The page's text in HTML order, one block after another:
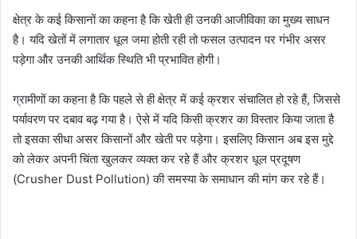
क्षेत्र के कई किसानों का कहना है कि खेती ही उनकी आजीविका का मुख्य साधन
है। यदि खेतों में लगातार धूल जमा होती रही तो फसल उत्पादन पर गंभीर असर
पड़ेगा और उनकी आर्थिक स्थिति भी प्रभावित होगी।
ग्रामीणों का कहना है कि पहले से ही क्षेत्र में कई क्रशर संचालित हो रहे हैं, जिससे
पर्यावरण पर दबाव बढ़ गया है। ऐसे में यदि किसी क्रशर का विस्तार किया जाता है
तो इसका सीधा असर किसानों और खेती पर पड़ेगा। इसलिए किसान अब इस मुद्दे
को लेकर अपनी चिंता खुलकर व्यक्त कर रहे हैं और क्रशर धूल प्रदूषण
(Crusher Dust Pollution) की समस्या के समाधान की मांग कर रहे हैं।